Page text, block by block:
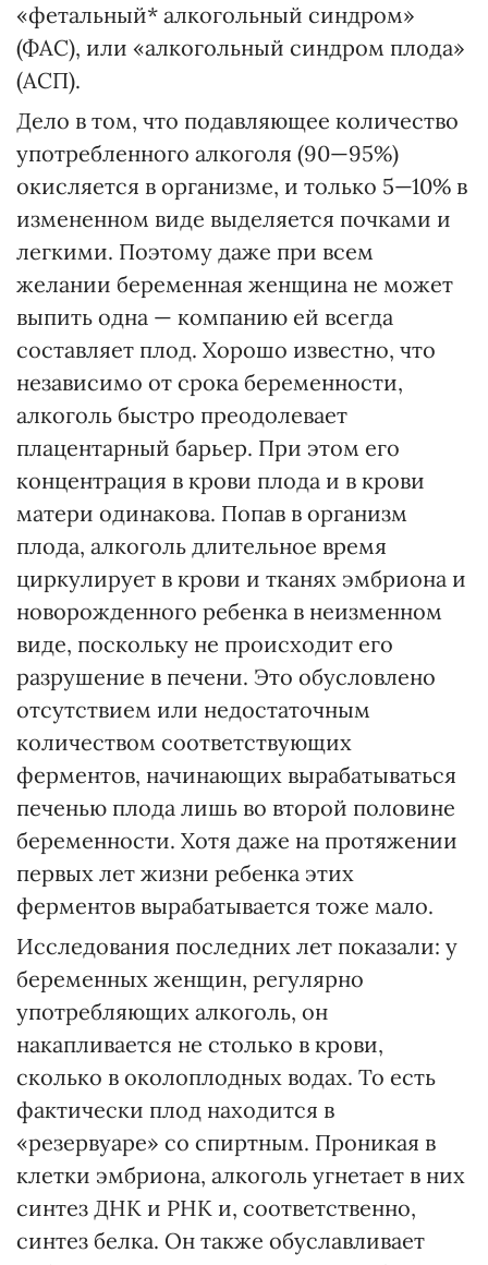
«фетальный* алкогольный синдром»
(ФАС), или «алкогольный синдром плода»
(АСП).
Дело в том, что подавляющее количество
употребленного алкоголя (90—95%)
окисляется в организме, и только 5—10% в
измененном виде выделяется почками и
легкими. Поэтому даже при всем
желании беременная женщина не может
выпить одна — компанию ей всегда
составляет плод. Хорошо известно, что
независимо от срока беременности,
алкоголь быстро преодолевает
плацентарный барьер. При этом его
концентрация в крови плода и в крови
матери одинакова. Попав в организм
плода, алкоголь длительное время
циркулирует в крови и тканях эмбриона и
новорожденного ребенка в неизменном
виде, поскольку не происходит его
разрушение в печени. Это обусловлено
отсутствием или недостаточным
количеством соответствующих
ферментов, начинающих вырабатываться
печенью плода лишь во второй половине
беременности. Хотя даже на протяжении
первых лет жизни ребенка этих
ферментов вырабатывается тоже мало.
Исследования последних лет показали: у
беременных женщин, регулярно
употребляющих алкоголь, он
накапливается не столько в крови,
сколько в околоплодных водах. То есть
фактически плод находится в
«резервуаре» со спиртным. Проникая в
клетки эмбриона, алкоголь угнетает в них
синтез ДНК и РНК и, соответственно,
синтез белка. Он также обуславливает